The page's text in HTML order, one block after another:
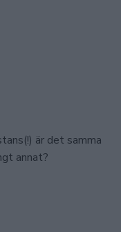
är det samma
annat?